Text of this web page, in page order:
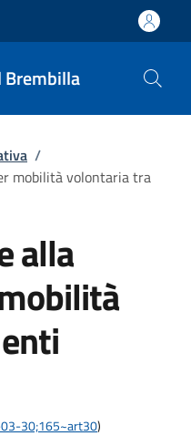
Brembilla
/
mobilità volontaria tra
alla
30;165~art30)